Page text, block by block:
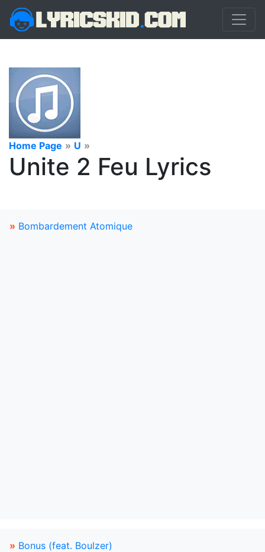
Home Page » U »
Unite 2 Feu Lyrics
» Bombardement Atomique
» Bonus (feat. Boulzer)